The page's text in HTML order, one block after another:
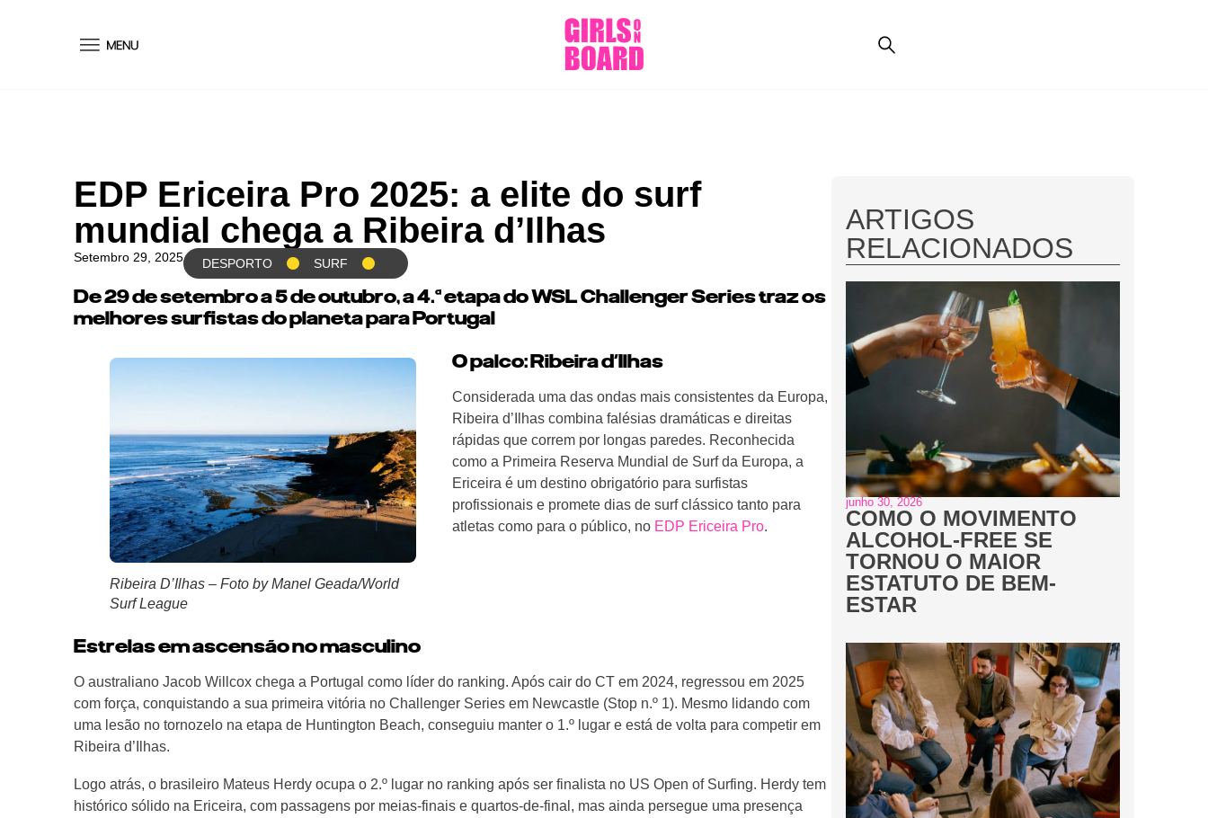
EDP Ericeira Pro 2025: a elite do surf
mundial chega a Ribeira d’Ilhas
Setembro 29, 2025 DESPORTO SURF
De 29 de setembro a 5 de outubro, a 4.ª etapa do WSL Challenger Series traz os
melhores surfistas do planeta para Portugal
Ribeira D’Ilhas – Foto by Manel Geada/World
Surf League
O palco: Ribeira d’Ilhas
Considerada uma das ondas mais consistentes da Europa,
Ribeira d’Ilhas combina falésias dramáticas e direitas
rápidas que correm por longas paredes. Reconhecida
como a Primeira Reserva Mundial de Surf da Europa, a
Ericeira é um destino obrigatório para surfistas
profissionais e promete dias de surf clássico tanto para
atletas como para o público, no EDP Ericeira Pro.
Estrelas em ascensão no masculino
O australiano Jacob Willcox chega a Portugal como líder do ranking. Após cair do CT em 2024, regressou em 2025
com força, conquistando a sua primeira vitória no Challenger Series em Newcastle (Stop n.º 1). Mesmo lidando com
uma lesão no tornozelo na etapa de Huntington Beach, conseguiu manter o 1.º lugar e está de volta para competir em
Ribeira d’Ilhas.
Logo atrás, o brasileiro Mateus Herdy ocupa o 2.º lugar no ranking após ser finalista no US Open of Surfing. Herdy tem
histórico sólido na Ericeira, com passagens por meias-finais e quartos-de-final, mas ainda persegue uma presença
ARTIGOS
RELACIONADOS
junho 30, 2026
COMO O MOVIMENTO
ALCOHOL-FREE SE
TORNOU O MAIOR
ESTATUTO DE BEM-
ESTAR